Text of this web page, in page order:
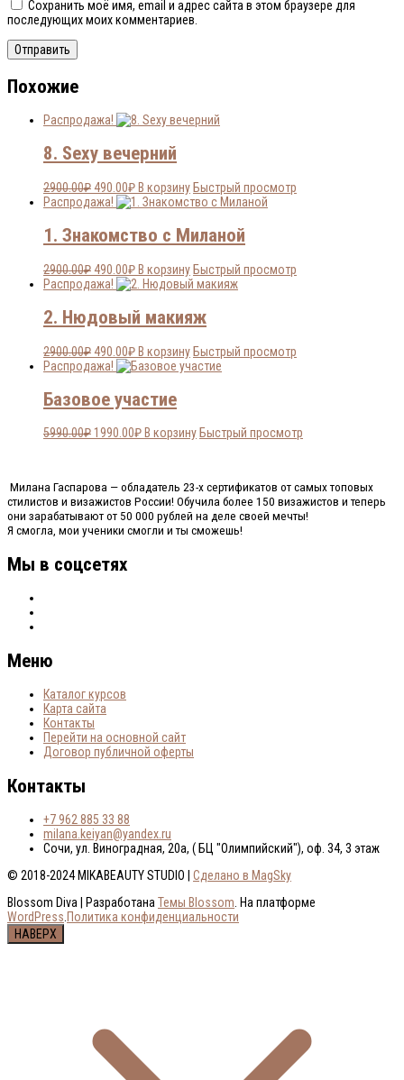
Сохранить моё имя, email и адрес сайта в этом браузере для
последующих моих комментариев.
Похожие
Распродажа!
8. Sexy вечерний
2900.00₽Первоначальная
цена
2900.00₽.
490.00₽Текущая
цена:
В корзину Быстрый просмотр
Распродажа!
1. Знакомство с Миланой
2900.00₽Первоначальная
цена
2900.00₽.
490.00₽Текущая
цена:
В корзину Быстрый просмотр
Распродажа!
2. Нюдовый макияж
2900.00₽Первоначальная
цена
2900.00₽.
490.00₽Текущая
цена:
В корзинуБыстрый просмотр
Распродажа!
Базовое участие
5990.00₽ Первоначальная
1990.00₽Текущая
В корзину Быстрый просмотр
Милана Гаспарова — обладатель 23-х сертификатов от самых топовых
стилистов и визажистов России! Обучила более 150 визажистов и теперь
они зарабатывают от 50 000 рублей на деле своей мечты!
Я смогла, мои ученики смогли и ты сможешь!
Мы в соцсетях
Меню
Каталог курсов
Карта сайта
Контакты
Перейти на основной сайт
Договор публичной оферты
Контакты
+7 962 885 33 88
milana.keiyan@yandex.ru
Сочи, ул. Виноградная, 20а, ( БЦ "Олимпийский"), оф. 34, 3 этаж
© 2018-2024 MIKABEAUTY STUDIO | Сделано в MagSky
Blossom Diva | Разработана Темы Blossom . На платформе
WordPress Политика конфиденциальности
НАВЕРХ